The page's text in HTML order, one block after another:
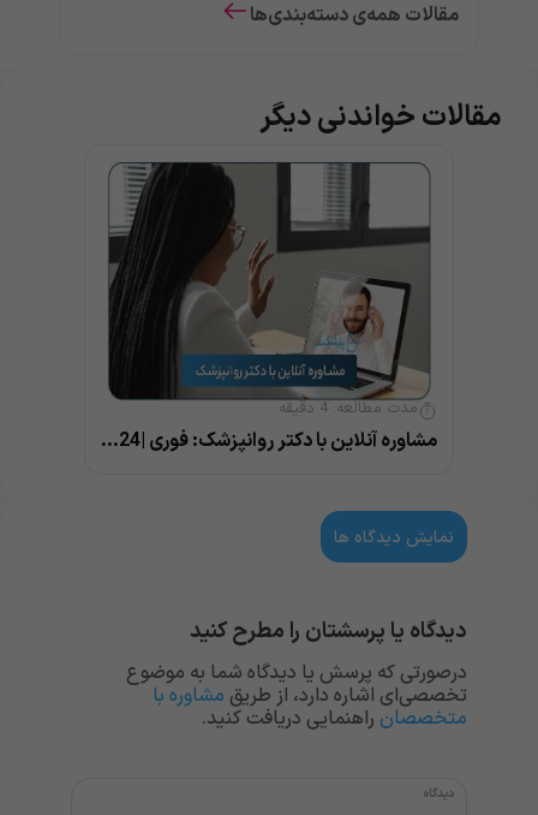
مقالات همه‌ی دسته‌بندی‌ها
مقالات خواندنی دیگر
مدت مطالعه: 4 دقیقه
مشاوره آنلاین با دکتر روانپزشک: فوری |24 ساعته |بهترین پزشک
نمایش دیدگاه ها
دیدگاه یا پرسشتان را مطرح کنید
درصورتی که پرسش یا دیدگاه شما به موضوع
تخصصی‌ای اشاره دارد، از طریق مشاوره با
متخصصان راهنمایی دریافت کنید.